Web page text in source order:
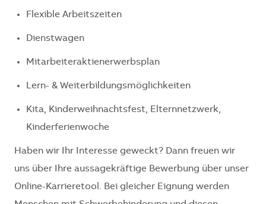
Flexible Arbeitszeiten
Dienstwagen
Mitarbeiteraktienerwerbsplan
Lern- & Weiterbildungsmöglichkeiten
Kita, Kinderweihnachtsfest, Elternnetzwerk,
Kinderferienwoche
Haben wir Ihr Interesse geweckt? Dann freuen wir
uns über Ihre aussagekräftige Bewerbung über unser
Online-Karrieretool. Bei gleicher Eignung werden